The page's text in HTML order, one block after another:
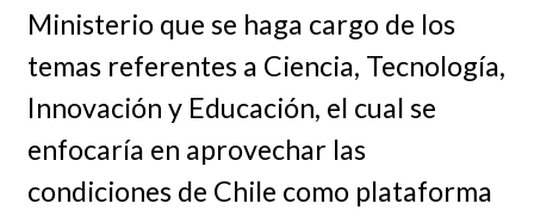
Ministerio que se haga cargo de los
temas referentes a Ciencia, Tecnología,
Innovación y Educación, el cual se
enfocaría en aprovechar las
condiciones de Chile como plataforma